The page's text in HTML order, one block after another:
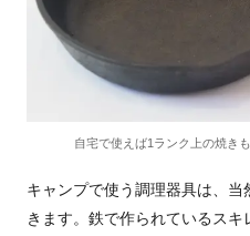
自宅で使えば1ランク上の焼き
キャンプで使う調理器具は、
きます。鉄で作られているスキ